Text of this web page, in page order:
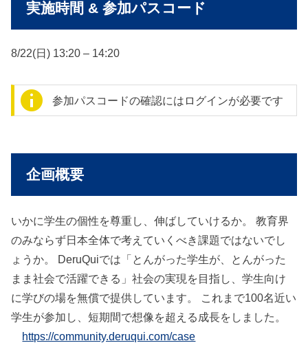
実施時間 & 参加パスコード
8/22(日) 13:20 – 14:20
参加パスコードの確認にはログインが必要です
企画概要
いかに学生の個性を尊重し、伸ばしていけるか。 教育界
のみならず日本全体で考えていくべき課題ではないでし
ょうか。 DeruQuiでは「とんがった学生が、とんがった
まま社会で活躍できる」社会の実現を目指し、学生向け
に学びの場を無償で提供しています。 これまで100名近い
学生が参加し、短期間で想像を超える成長をしました。
https://community.deruqui.com/case